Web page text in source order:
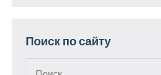
Поиск по сайту